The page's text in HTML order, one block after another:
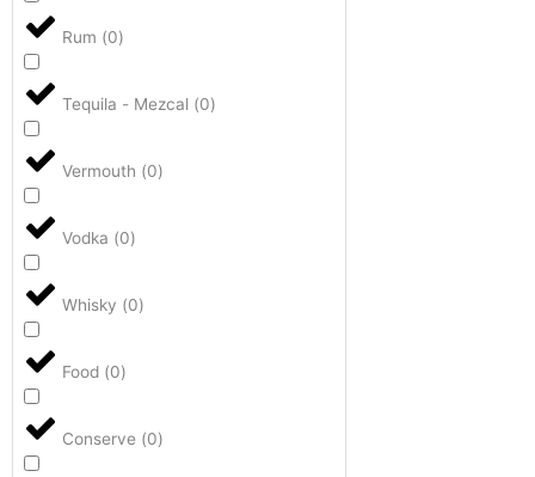
Rum (0)
Tequila - Mezcal (0)
Vermouth (0)
Vodka (0)
Whisky (0)
Food (0)
Conserve (0)